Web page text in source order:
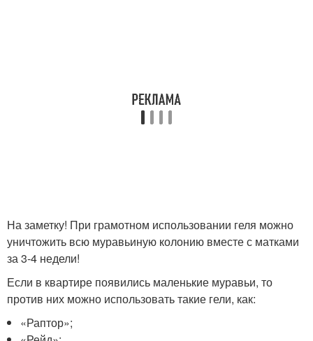
На заметку! При грамотном использовании геля можно
уничтожить всю муравьиную колонию вместе с матками
за 3-4 недели!
Если в квартире появились маленькие муравьи, то
против них можно использовать такие гели, как:
«Раптор»;